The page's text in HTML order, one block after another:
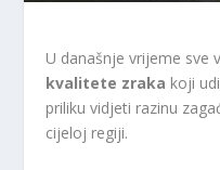
U današnje vrijeme sve
kvalitete zraka koji
priliku vidjeti razinu
cijeloj regiji.